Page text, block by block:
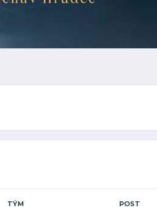
TÝM POST